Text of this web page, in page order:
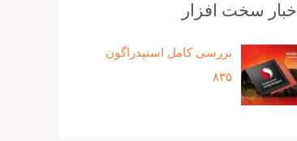
اخبار سخت افزار
بررسی کامل اسنپدراگون
۸۳۵